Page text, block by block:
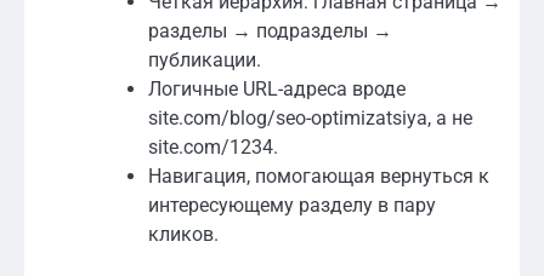
разделы → подразделы →
публикации.
Логичные URL-адреса вроде
site.com/blog/seo-optimizatsiya, а не
site.com/1234.
Навигация, помогающая вернуться к
интересующему разделу в пару
кликов.